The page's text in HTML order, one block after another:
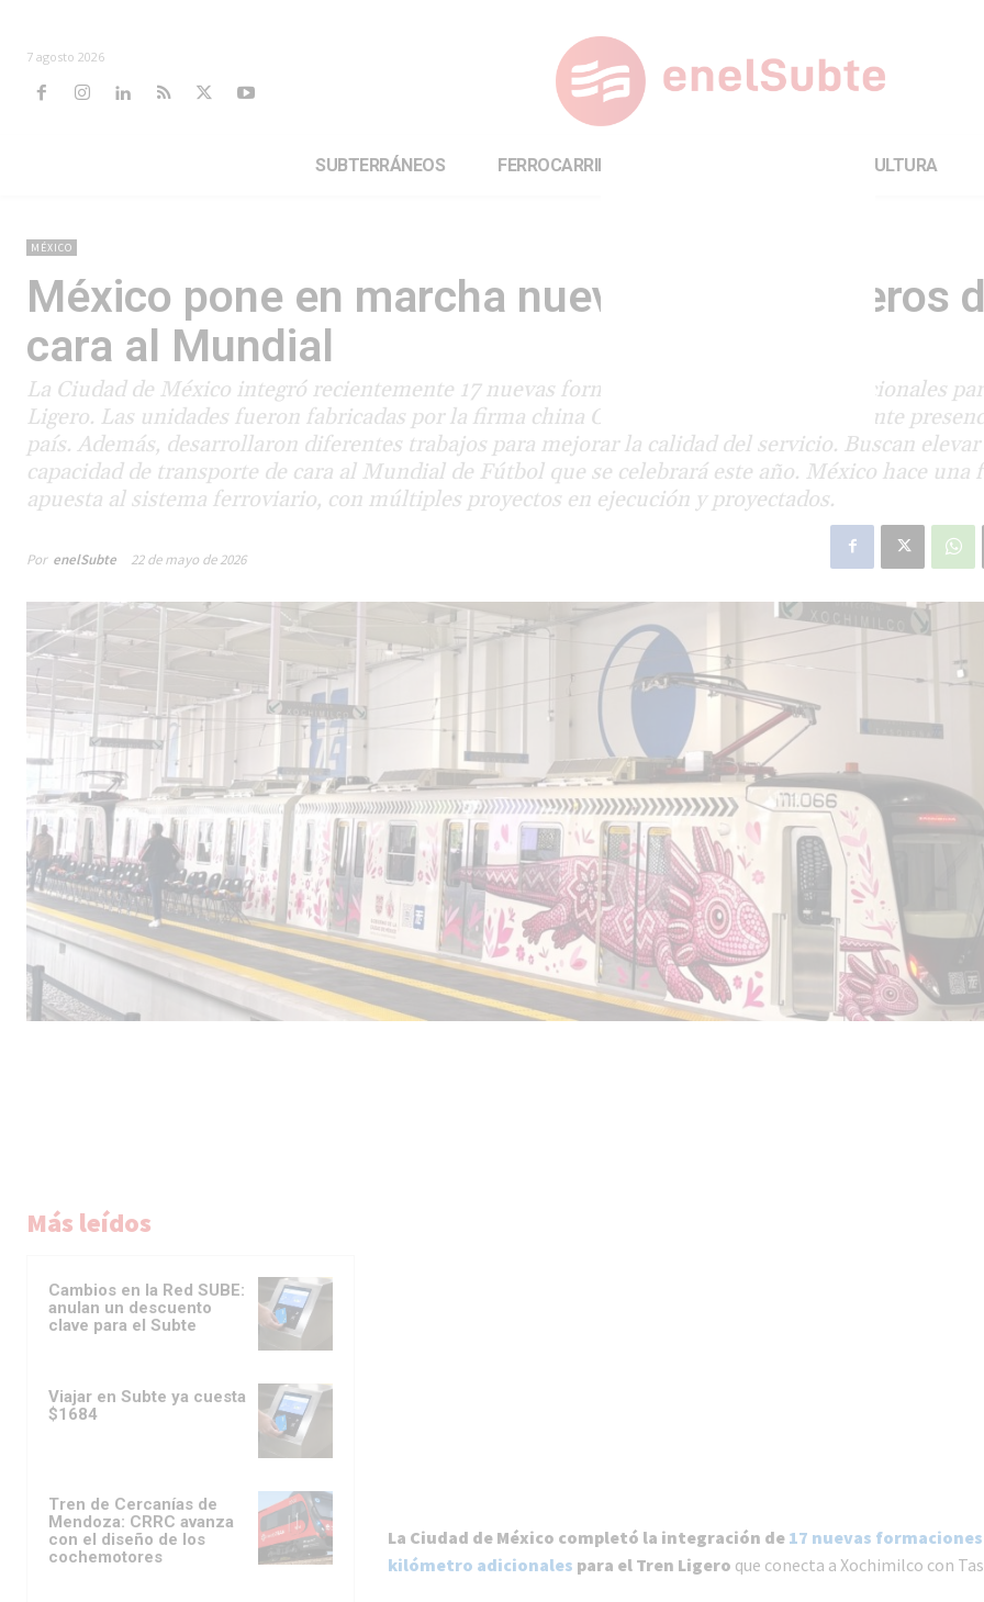
7 agosto 2026
SUBTERRÁNEOS FERROCARRILES CULTURA
MÉXICO
México pone en marcha nuevos trenes ligeros
cara al Mundial
La Ciudad de México integró recientemente 17 nuevas formaciones cero kilómetro adicionales
Ligero. Las unidades fueron fabricadas por la firma china CRRC Zhuzhou, con importante
país. Además, desarrollaron diferentes trabajos para mejorar la calidad del servicio. Buscan
capacidad de transporte de cara al Mundial de Fútbol que se celebrará este año. México hace una
apuesta al sistema ferroviario, con múltiples proyectos en ejecución y proyectados.
Por enelSubte 22 de mayo de 2026
Más leídos
Cambios en la Red SUBE:
anulan un descuento
clave para el Subte
Viajar en Subte ya cuesta
$1684
Tren de Cercanías de
Mendoza: CRRC avanza
con el diseño de los
cochemotores
La Ciudad de México completó la integración de 17 nuevas
kilómetro adicionales para el Tren Ligero que conecta a Xochimilco con
Malestar en el sector privado por
los cambios sin fin al proyecto de
la línea F
Línea Mitre: dieron
de baja la
estación Nordelta